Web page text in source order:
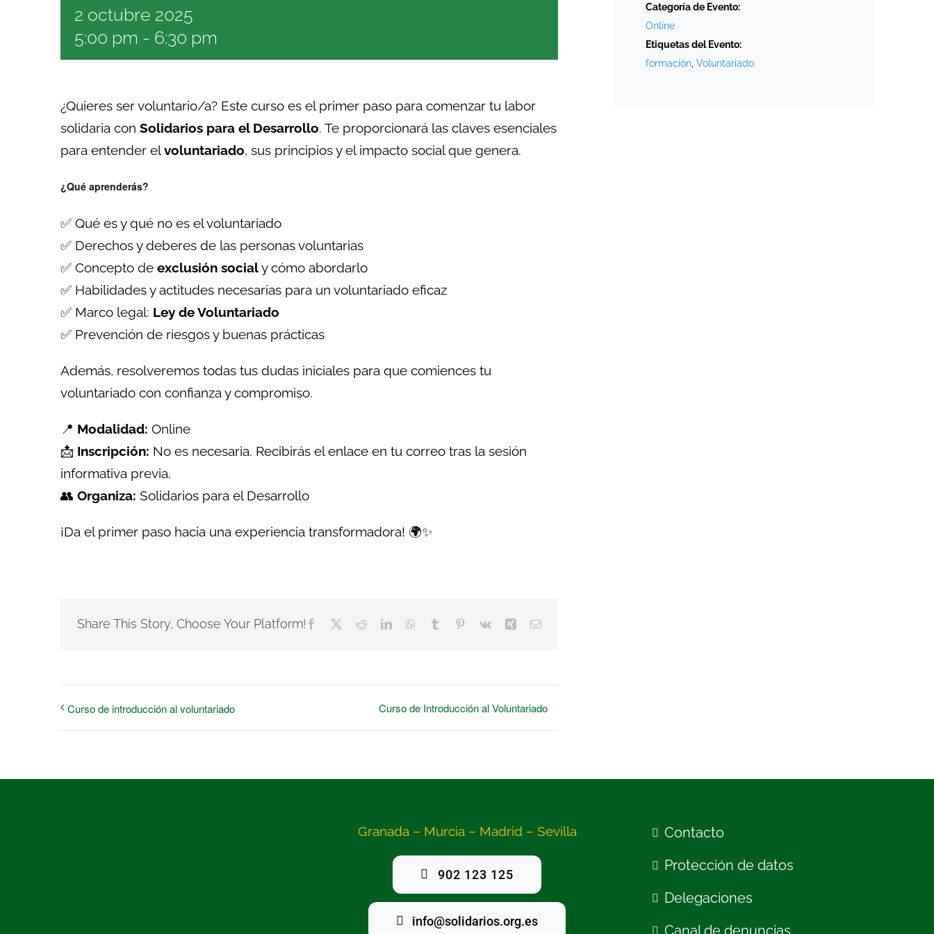
2 octubre 2025
5:00 pm - 6:30 pm
¿Quieres ser voluntario/a? Este curso es el primer paso para comenzar tu labor
solidaria con Solidarios para el Desarrollo. Te proporcionará las claves esenciales
para entender elvoluntariado, sus principios y el impacto social que genera.
¿Qué aprenderás?
✅ Qué es y qué no es el voluntariado
✅ Derechos y deberes de las personas voluntarias
✅ Concepto de exclusión socialy cómo abordarlo
✅ Habilidades y actitudes necesarias para un voluntariado eficaz
✅ Marco legal: Ley de Voluntariado
✅ Prevención de riesgos y buenas prácticas
Además, resolveremos todas tus dudas iniciales para que comiences tu
voluntariado con confianza y compromiso.
📍 Modalidad: Online
📩 Inscripción: No es necesaria. Recibirás el enlace en tu correo tras la sesión
informativa previa.
👥 Organiza: Solidarios para el Desarrollo
¡Da el primer paso hacia una experiencia transformadora! 🌍✨
Share This Story, Choose Your Platform! Facebook RedditLinkedInWhatsApp
Tumblr Pinterest
Vk Xing Correo
Curso de introducción al voluntariado Curso de Introducción al Voluntariado
Categoría de Evento:
Online
Etiquetas del Evento:
formación ,Voluntariado
Granada – Murcia – Madrid – Sevilla
902 123 125
info@solidarios.org.es
Contacto
Protección de datos
Delegaciones
Canal de denuncias